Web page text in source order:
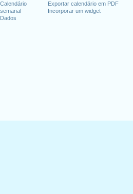
Calendário
semanal
Dados
Exportar calendário em PDF
Incorporar um widget